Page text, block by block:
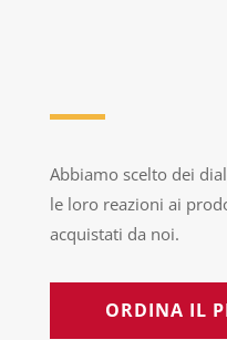
Abbiamo scelto dei
le loro reazioni ai
acquistati da noi.
ORDINA IL